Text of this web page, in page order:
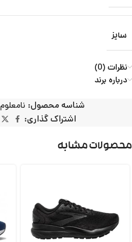
سایز
نظرات (0)
درباره برند
شناسه محصول: نامعلوم
اشتراک گذاری:
محصولات مشابه